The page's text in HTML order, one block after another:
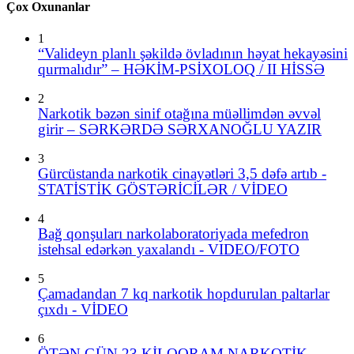
Çox Oxunanlar
1
“Valideyn planlı şəkildə övladının həyat hekayəsini
qurmalıdır” – HƏKİM-PSİXOLOQ / II HİSSƏ
2
Narkotik bəzən sinif otağına müəllimdən əvvəl
girir – SƏRKƏRDƏ SƏRXANOĞLU YAZIR
3
Gürcüstanda narkotik cinayətləri 3,5 dəfə artıb -
STATİSTİK GÖSTƏRİCİLƏR / VİDEO
4
Bağ qonşuları narkolaboratoriyada mefedron
istehsal edərkən yaxalandı - VIDEO/FOTO
5
Çamadandan 7 kq narkotik hopdurulan paltarlar
çıxdı - VİDEO
6